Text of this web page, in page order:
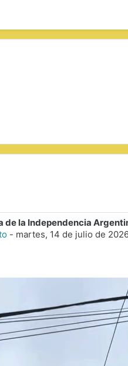
de la Independencia
- martes, 14 de julio de